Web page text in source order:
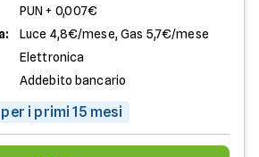
PUN + 0,007€
Luce 4,8€/mese, Gas 5,7€/mese
Elettronica
Addebito bancario
i primi 15 mesi